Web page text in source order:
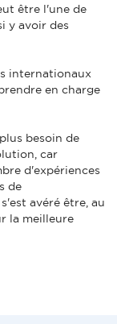
être l'une de
y avoir des
internationaux
en charge
besoin de
car
d'expériences
de
avéré être, au
la meilleure